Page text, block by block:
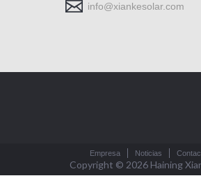
info@xiankesolar.com
Empresa Noticias
Copyright © 2026 Haining